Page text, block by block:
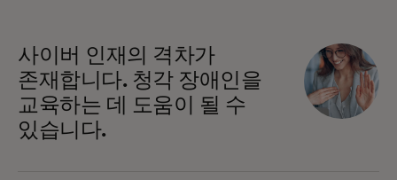
사이버 인재의 격차가
존재합니다. 청각 장애인을
교육하는 데 도움이 될 수
있습니다.